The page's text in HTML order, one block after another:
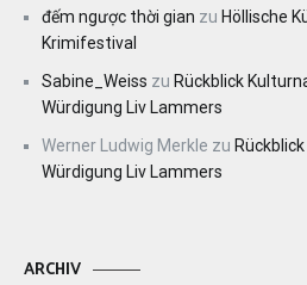
đếm ngược thời gian zu Höllische
Krimifestival
Sabine_Weiss zu Rückblick
Würdigung Liv Lammers
Werner Ludwig Merkle zu
Würdigung Liv Lammers
ARCHIV